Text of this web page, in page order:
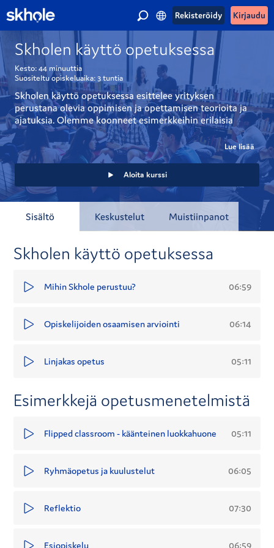
Kirjaudu
Rekisteröidy
Skholen käyttö opetuksessa
Kesto:44 minuuttia
Suositeltu opiskeluaika:3 tuntia
Skholen käyttö opetuksessa esittelee yrityksen
perustana olevia oppimisen ja opettamisen teorioita ja
ajatuksia. Olemme koonneet esimerkkeihin erilaisia
tapoja ja metodeja, joiden tukena materiaalejamme ja
oppimisjärjestelmäämme voidaan hyödyntää
opetuksessa.
Lue lisää
Aloita kurssi
Sisältö Keskustelut Muistiinpanot
Skholen käyttö opetuksessa
Mihin Skhole perustuu? 06:59
Opiskelijoiden osaamisen arviointi 06:14
Linjakas opetus 05:11
Esimerkkejä opetusmenetelmistä
Flipped classroom - käänteinen luokkahuone 05:11
Ryhmäopetus ja kuulustelut 06:05
Reflektio 07:30
Esiopiskelu 06:59